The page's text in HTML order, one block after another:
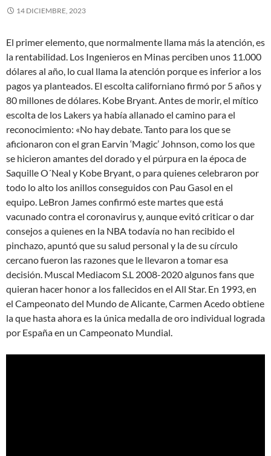
14 DICIEMBRE, 2023
El primer elemento, que normalmente llama más la atención, es
la rentabilidad. Los Ingenieros en Minas perciben unos 11.000
dólares al año, lo cual llama la atención porque es inferior a los
pagos ya planteados. El escolta californiano firmó por 5 años y
80 millones de dólares. Kobe Bryant. Antes de morir, el mítico
escolta de los Lakers ya había allanado el camino para el
reconocimiento: «No hay debate. Tanto para los que se
aficionaron con el gran Earvin ‘Magic’ Johnson, como los que
se hicieron amantes del dorado y el púrpura en la época de
Saquille O´Neal y Kobe Bryant, o para quienes celebraron por
todo lo alto los anillos conseguidos con Pau Gasol en el
equipo. LeBron James confirmó este martes que está
vacunado contra el coronavirus y, aunque evitó criticar o dar
consejos a quienes en la NBA todavía no han recibido el
pinchazo, apuntó que su salud personal y la de su círculo
cercano fueron las razones que le llevaron a tomar esa
decisión. Muscal Mediacom S.L 2008-2020 algunos fans que
quieran hacer honor a los fallecidos en el All Star. En 1993, en
el Campeonato del Mundo de Alicante, Carmen Acedo obtiene
la que hasta ahora es la única medalla de oro individual lograda
por España en un Campeonato Mundial.